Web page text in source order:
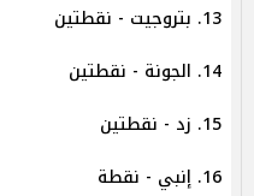
13. بتروجيت - نقطتين
14. الجونة - نقطتين
15. زد - نقطتين
16. إنبي - نقطة